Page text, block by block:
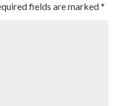
fields are marked*